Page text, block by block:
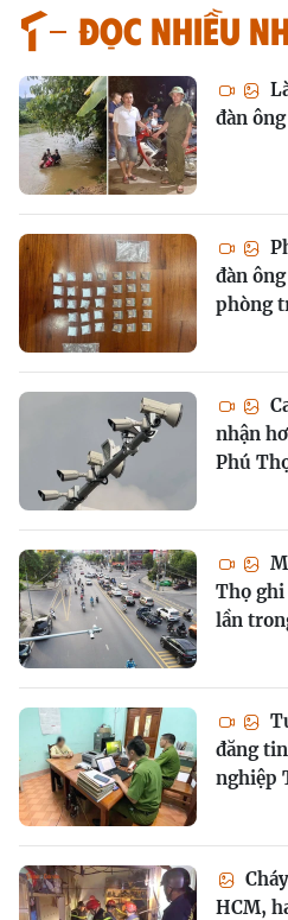
Đọc nhiều
đàn
đàn
phòng
nhận
Phú
Thọ ghi
lần
đăng
nghiệp
HCM,